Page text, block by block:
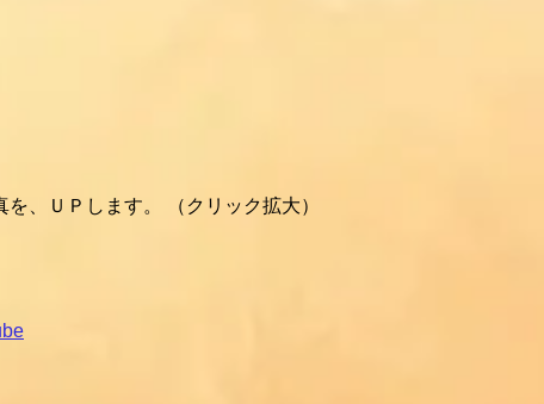
、ＵＰします。 （クリック拡大）